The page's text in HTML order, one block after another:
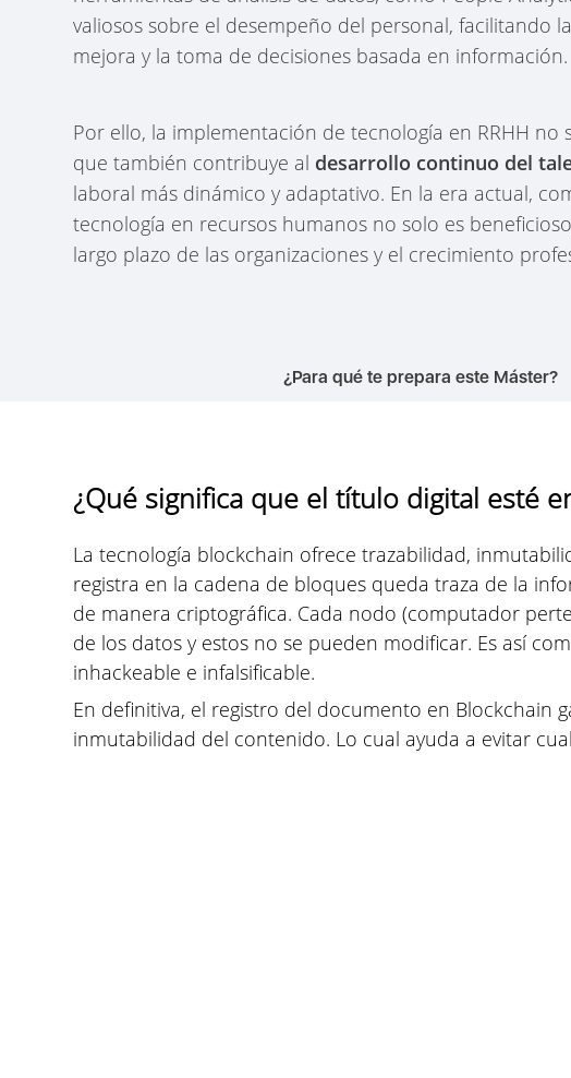
valiosos sobre el desempeño del personal, facilitando
mejora y la toma de decisiones basada en información.
Por ello, la implementación de tecnología en RRHH no
que también contribuye al desarrollo continuo del
laboral más dinámico y adaptativo. En la era actual,
tecnología en recursos humanos no solo es
largo plazo de las organizaciones y el crecimiento
¿Para qué te prepara este Máster?
¿Qué significa que el título digital esté
La tecnología blockchain ofrece trazabilidad,
registra en la cadena de bloques queda traza de la
de manera criptográfica. Cada nodo (computador
de los datos y estos no se pueden modificar. Es así
inhackeable e infalsificable.
En definitiva, el registro del documento en Blockchain
inmutabilidad del contenido. Lo cual ayuda a evitar